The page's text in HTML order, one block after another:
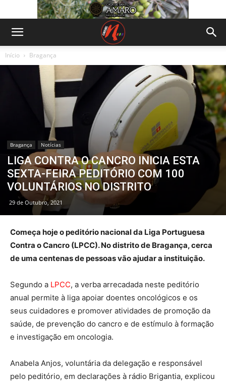
Início Bragança
Bragança Notícias
LIGA CONTRA O CANCRO INICIA ESTA
SEXTA-FEIRA PEDITÓRIO COM 100
VOLUNTÁRIOS NO DISTRITO
29 de Outubro, 2021
Começa hoje o peditório nacional da Liga Portuguesa
Contra o Cancro (LPCC). No distrito de Bragança, cerca
de uma centenas de pessoas vão ajudar a instituição.
Segundo a LPCC, a verba arrecadada neste peditório
anual permite à liga apoiar doentes oncológicos e os
seus cuidadores e promover atividades de promoção da
saúde, de prevenção do cancro e de estímulo à formação
e investigação em oncologia.
Anabela Anjos, voluntária da delegação e responsável
pelo peditório, em declarações à rádio Brigantia, explicou